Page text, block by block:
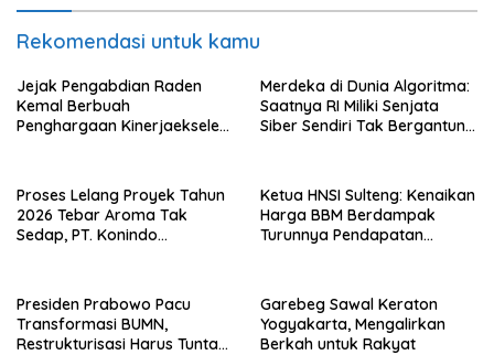
Rekomendasi untuk kamu
Jejak Pengabdian Raden
Kemal Berbuah
Penghargaan Kinerjaekselen
Merdeka di Dunia Algoritma:
Saatnya RI Miliki Senjata
Siber Sendiri Tak Bergantung
Proses Lelang Proyek Tahun
2026 Tebar Aroma Tak
Sedap, PT. Konindo
Ketua HNSI Sulteng: Kenaikan
Harga BBM Berdampak
Turunnya Pendapatan
Presiden Prabowo Pacu
Transformasi BUMN,
Restrukturisasi Harus Tuntas
Garebeg Sawal Keraton
Yogyakarta, Mengalirkan
Berkah untuk Rakyat